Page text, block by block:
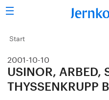
Sök
Stålindustrin
Vision 2050
Forskning/utbildning
Start
2001-10-10
USINOR, ARBED,
THYSSENKRUPP